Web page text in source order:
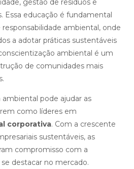
gestão de resíduos e
Essa educação é fundamental
ambiental, onde
a adotar práticas sustentáveis
ambiental é um
de comunidades mais
pode ajudar as
como líderes em
corporativa. Com a crescente
sustentáveis, as
compromisso com a
destacar no mercado.